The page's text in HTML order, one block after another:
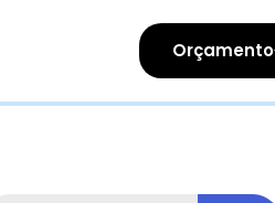
Orçamento